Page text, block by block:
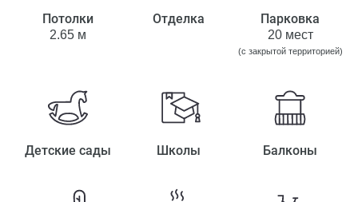
Потолки
2.65 м
Отделка Парковка
20 мест
(с закрытой территорией)
Детские сады Школы Балконы